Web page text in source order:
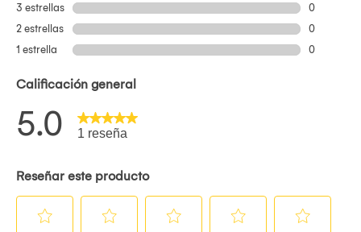
Visualmente, el color azul profundo junto con las icónicas
tres franjas en las mangas aportan ese sello distintivo de
Adidas que no pasa desapercibido. Es una prenda que
casuales, combinándola con zapatillas blancas, camisetas
básicas o accesorios que mantengan el aire relajado y
atlético del conjunto.
El pantalón incluido sigue la misma línea de comodidad y
cuerpo sin restringir el movimiento. El conjunto completo se
convierte en una opción práctica y con estilo para días
activos o para quienes buscan un outfit funcional sin
complicaciones.